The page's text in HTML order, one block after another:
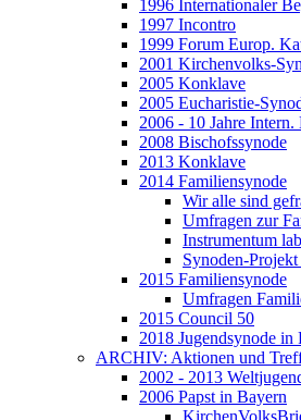
1996 Internationaler
1997 Incontro
1999 Forum Europ.
2001 Kirchenvolks-
2005 Konklave
2005 Eucharistie-
2006 - 10 Jahre
2008 Bischofssynode
2013 Konklave
2014 Familiensynode
Wir alle sind
Umfragen zur
Instrumentum
Synoden-
2015 Familiensynode
Umfragen
2015 Council 50
2018 Jugendsynode in
ARCHIV: Aktionen und
2002 - 2013
2006 Papst in Bayern